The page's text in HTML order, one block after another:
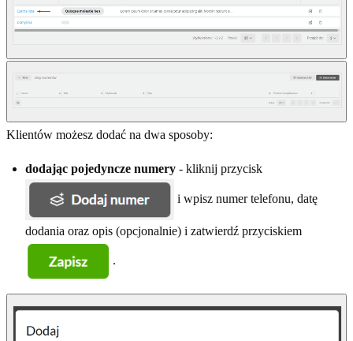
Klientów możesz dodać na dwa sposoby:
dodając pojedyncze numery - kliknij przycisk
i wpisz numer telefonu, datę
dodania oraz opis (opcjonalnie) i zatwierdź przyciskiem
.